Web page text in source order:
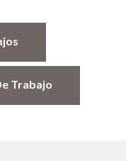
Trabajo